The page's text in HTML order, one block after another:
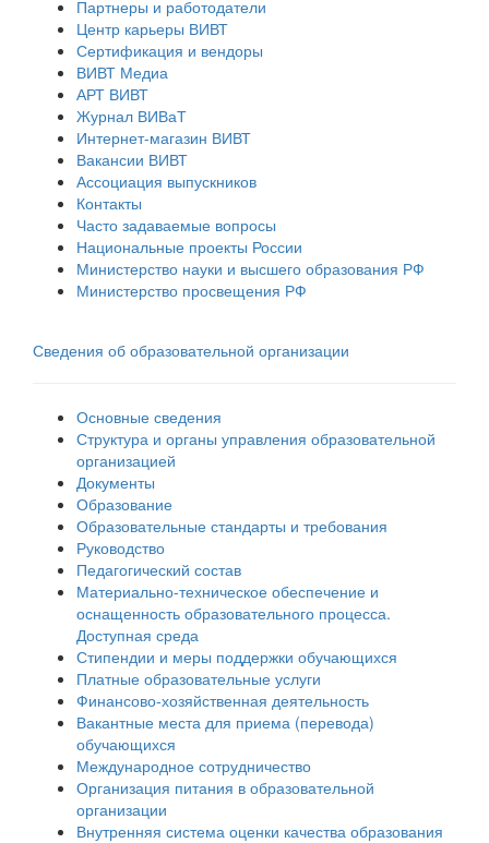
Партнеры и работодатели
Центр карьеры ВИВТ
Сертификация и вендоры
ВИВТ Медиа
АРТ ВИВТ
Журнал ВИВаТ
Интернет-магазин ВИВТ
Вакансии ВИВТ
Ассоциация выпускников
Контакты
Часто задаваемые вопросы
Национальные проекты России
Министерство науки и высшего образования РФ
Министерство просвещения РФ
Сведения об образовательной организации
Основные сведения
Структура и органы управления образовательной
организацией
Документы
Образование
Образовательные стандарты и требования
Руководство
Педагогический состав
Материально-техническое обеспечение и
оснащенность образовательного процесса.
Доступная среда
Стипендии и меры поддержки обучающихся
Платные образовательные услуги
Финансово-хозяйственная деятельность
Вакантные места для приема (перевода)
обучающихся
Международное сотрудничество
Организация питания в образовательной
организации
Внутренняя система оценки качества образования